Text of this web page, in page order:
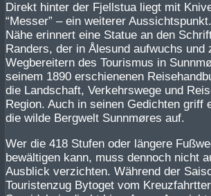
Direkt hinter der Fjellstua liegt mit
“Messer” – ein weiterer
Nähe erinnert eine Statue an den
Randers, der in Ålesund aufwuchs und
Wegbereitern des Tourismus in
seinem 1890 erschienenen
die Landschaft, Verkehrswege und
Region. Auch in seinen Gedichten griff
die wilde Bergwelt Sunnmøres auf.
Wer die 418 Stufen oder längere
bewältigen kann, muss dennoch nicht
Ausblick verzichten. Während der
Touristenzug Bytoget vom